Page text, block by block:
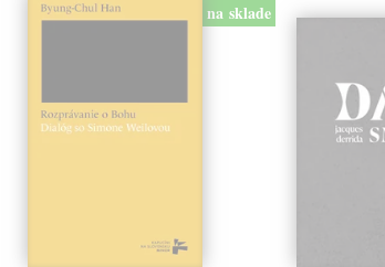
na sklade